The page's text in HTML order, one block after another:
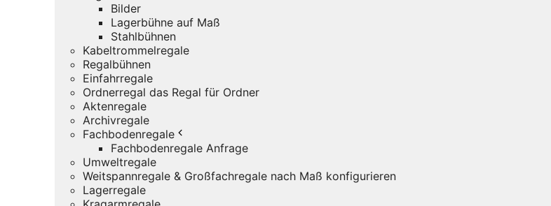
Bilder
Lagerbühne auf Maß
Stahlbühnen
Kabeltrommelregale
Regalbühnen
Einfahrregale
Ordnerregal das Regal für Ordner
Aktenregale
Archivregale
Fachbodenregale
Fachbodenregale Anfrage
Umweltregale
Weitspannregale & Großfachregale nach Maß konfigurieren
Lagerregale